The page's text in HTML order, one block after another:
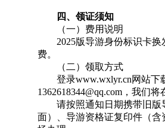
四、领证须知
（一）费用说明
2025版导游身份标识卡换
费。
（二）领取方式
登录www.wxlyr.cn网站下
1362618344@qq.com，我们
请按照通知日期携带旧版导
面）、导游资格证复印件（